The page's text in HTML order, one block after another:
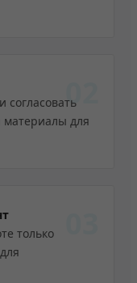
02
согласовать
материалы для
только